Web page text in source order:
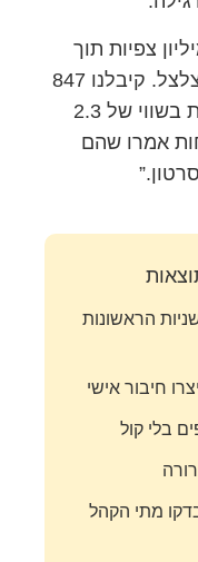
הסרטון הגיע ל-5.2 מיליון צפיות תוך
שבועיים. “הטלפון לא הפסיק לצלצל. קיבלנו 847
פניות תוך חודש, וסגרנו עסקאות בשווי של 2.3
אמרו שהם
עם הוק חזק – 3 השניות הראשונות
חיבור אישי
מתי הקהל